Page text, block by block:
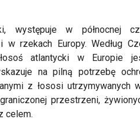
występuje w północnej
w rzekach Europy. Według
atlantycki w Europie
na pilną potrzebę
z łososi utrzymywanych
przestrzeni,
celem.